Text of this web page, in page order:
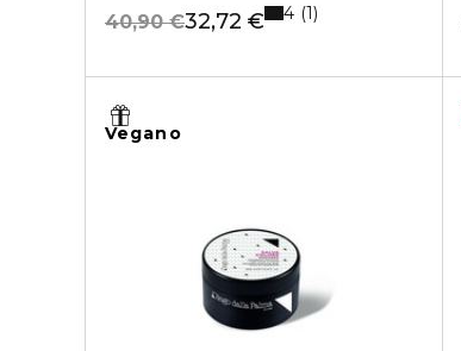
32,72 €
40,90 € 4 1
Vegano